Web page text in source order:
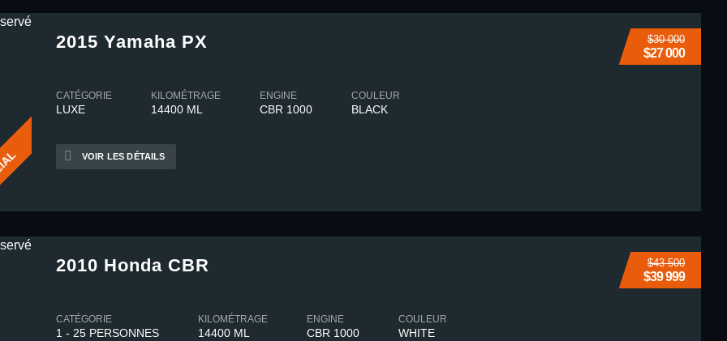
$30 000
$27 000
2015 Yamaha PX
CATÉGORIE
LUXE
KILOMÉTRAGE
14400 ML
ENGINE
CBR 1000
COULEUR
BLACK
VOIR LES DÉTAILS
$43 500
$39 999
2010 Honda CBR
CATÉGORIE
1 - 25 PERSONNES
KILOMÉTRAGE
14400 ML
ENGINE
CBR 1000
COULEUR
WHITE